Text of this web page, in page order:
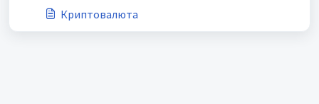
Криптовалюта